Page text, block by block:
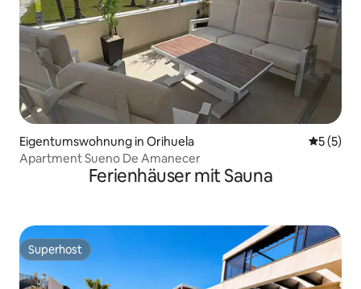
Eigentumswohnung in Orihuela
5 (5)
Apartment Sueno De Amanecer
Ferienhäuser mit Sauna
Superhost
Superhost